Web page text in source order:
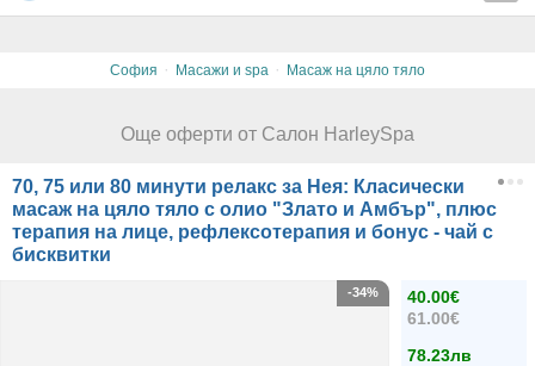
София · Масажи и spa · Масаж на цяло тяло
Още оферти от Салон HarleySpa
70, 75 или 80 минути релакс за Нея: Класически
масаж на цяло тяло с олио "Злато и Амбър", плюс
терапия на лице, рефлексотерапия и бонус - чай с
бисквитки
40.00€
61.00€
78.23лв
-34%